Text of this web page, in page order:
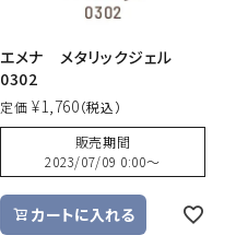
エメナ メタリックジェル
0302
定価 ¥1,760
販売期間
2023/07/09 0:00〜
カートに入れる